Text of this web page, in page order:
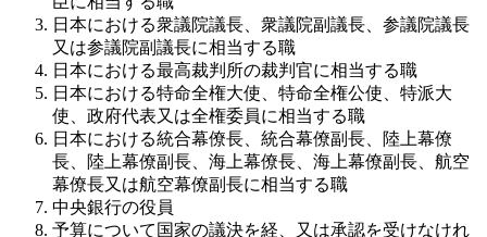
日本における衆議院議長、衆議院副議長、参議院議長
又は参議院副議長に相当する職
日本における最高裁判所の裁判官に相当する職
日本における特命全権大使、特命全権公使、特派大
使、政府代表又は全権委員に相当する職
日本における統合幕僚長、統合幕僚副長、陸上幕僚
長、陸上幕僚副長、海上幕僚長、海上幕僚副長、航空
幕僚長又は航空幕僚副長に相当する職
中央銀行の役員
予算について国家の議決を経、又は承認を受けなけれ